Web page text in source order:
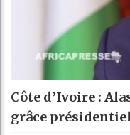
Côte d’Ivoire :
grâce